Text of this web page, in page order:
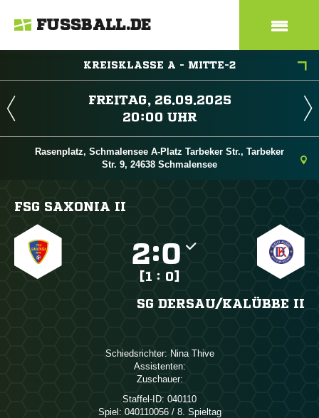
FUSSBALL.DE
KREISKLASSE A - MITTE-2
 
 
Rasenplatz, Schmalensee A-Platz Tarbeker Str., Tarbeker
Str. 9, 24638 Schmalensee
FSG SAXONIA II
:
[1 : 0]
SG DERSAU/​KALÜBBE II
Schiedsrichter:  
Assistenten:
Zuschauer:
Staffel-ID: 040110
Spiel: 040110056 / 8. Spieltag